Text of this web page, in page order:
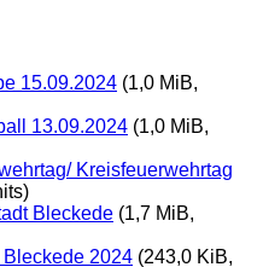
15.09.2024 (1,0 MiB,
13.09.2024 (1,0 MiB,
Kreisfeuerwehrtag
Bleckede (1,7 MiB,
2024 (243,0 KiB,